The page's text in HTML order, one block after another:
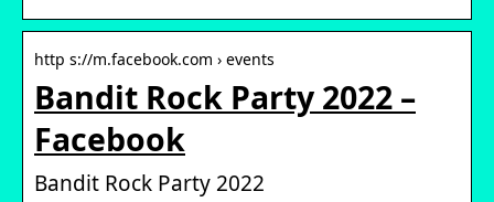
http s://m.facebook.com › events
Bandit Rock Party 2022 –
Facebook
Bandit Rock Party 2022